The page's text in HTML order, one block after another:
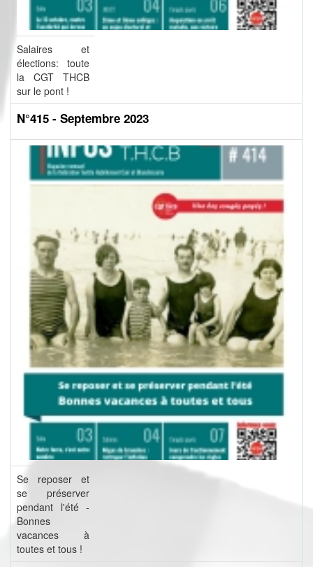
Salaires et
élections: toute
la CGT THCB
sur le pont !
N°415 - Septembre 2023
Se reposer et
se préserver
pendant l'été -
Bonnes
vacances à
toutes et tous !